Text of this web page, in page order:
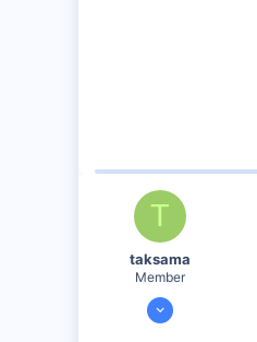
T
taksama
Member
20 Июл 2024